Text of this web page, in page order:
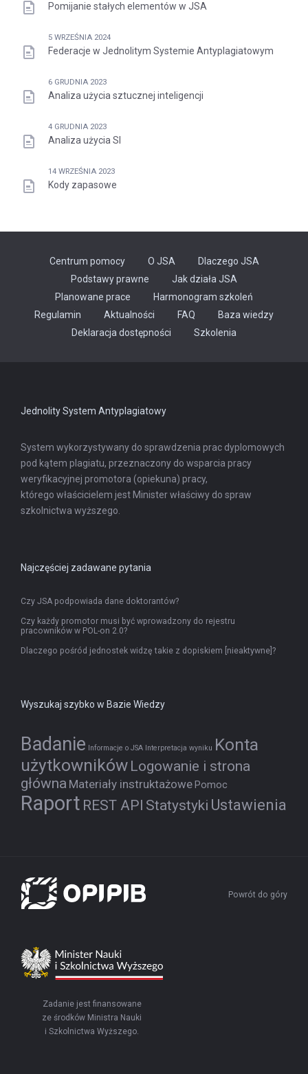
Pomijanie stałych elementów w JSA
5 WRZEŚNIA 2024
Federacje w Jednolitym Systemie Antyplagiatowym
6 GRUDNIA 2023
Analiza użycia sztucznej inteligencji
4 GRUDNIA 2023
Analiza użycia SI
14 WRZEŚNIA 2023
Kody zapasowe
Centrum pomocy O JSA
Dlaczego JSA
Podstawy prawne
Jak działa JSA
Planowane prace
Harmonogram szkoleń
Regulamin
Aktualności FAQ
Baza wiedzy
Deklaracja dostępności
Szkolenia
Jednolity System Antyplagiatowy
System wykorzystywany do sprawdzenia prac dyplomowych
pod kątem plagiatu, przeznaczony do wsparcia pracy
weryfikacyjnej promotora (opiekuna) pracy,
którego właścicielem jest Minister właściwy do spraw
szkolnictwa wyższego.
Najczęściej zadawane pytania
Czy JSA podpowiada dane doktorantów?
Czy każdy promotor musi być wprowadzony do rejestru
pracowników w POL-on 2.0?
Dlaczego pośród jednostek widzę takie z dopiskiem [nieaktywne]?
Wyszukaj szybko w Bazie Wiedzy
Badanie Informacje o JSA Interpretacja wyniku Konta
użytkowników Logowanie i strona
główna Materiały instruktażowe Pomoc
Raport REST API Statystyki Ustawienia
Zadanie jest finansowane
ze środków Ministra Nauki
i Szkolnictwa Wyższego.
Powrót do góry